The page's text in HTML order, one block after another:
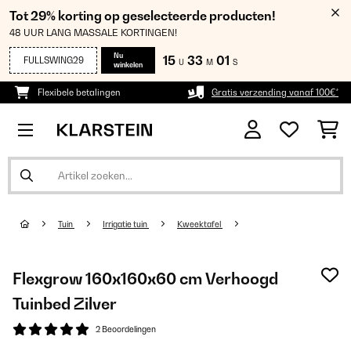
Tot 29% korting op geselecteerde producten!
48 UUR LANG MASSALE KORTINGEN!
FULLSWING29
Nu
winkelen
15 U 33 M 00 S
Flexibele betalingen Gratis verzending vanaf 100€*
Tuin Irrigatie tuin Kweektafel
Flexgrow 160x160x60 cm Verhoogd
Tuinbed Zilver
2 Beoordelingen